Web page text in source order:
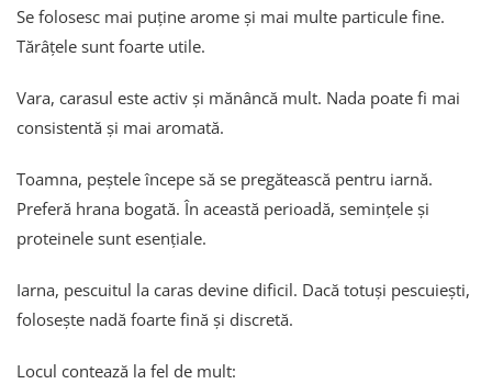
Se folosesc mai puține arome și mai multe particule fine.
Tărâțele sunt foarte utile.
Vara, carasul este activ și mănâncă mult. Nada poate fi mai
consistentă și mai aromată.
Toamna, peștele începe să se pregătească pentru iarnă.
Preferă hrana bogată. În această perioadă, semințele și
proteinele sunt esențiale.
Iarna, pescuitul la caras devine dificil. Dacă totuși pescuiești,
folosește nadă foarte fină și discretă.
Locul contează la fel de mult: